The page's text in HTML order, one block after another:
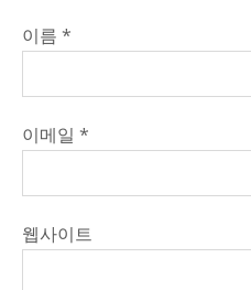
이름 *
이메일 *
웹사이트